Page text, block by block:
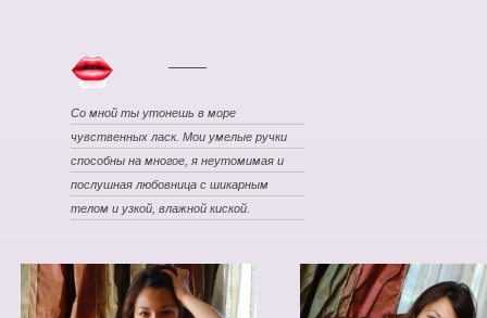
Со мной ты утонешь в море
чувственных ласк. Мои умелые ручки
способны на многое, я неутомимая и
послушная любовница с шикарным
телом и узкой, влажной киской.